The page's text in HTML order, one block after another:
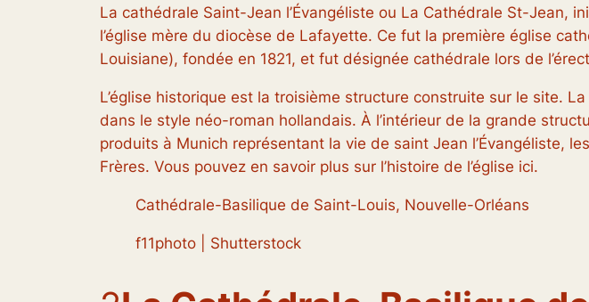
La cathédrale Saint-Jean l’Évangéliste ou La Cathédrale St-Jean,
l’église mère du diocèse de Lafayette. Ce fut la première église
Louisiane), fondée en 1821, et fut désignée cathédrale lors de
L’église historique est la troisième structure construite sur le site.
dans le style néo-roman hollandais. À l’intérieur de la grande
produits à Munich représentant la vie de saint Jean l’Évangéliste,
Frères. Vous pouvez en savoir plus sur l’histoire de l’église ici.
Cathédrale-Basilique de Saint-Louis, Nouvelle-Orléans
f11photo | Shutterstock